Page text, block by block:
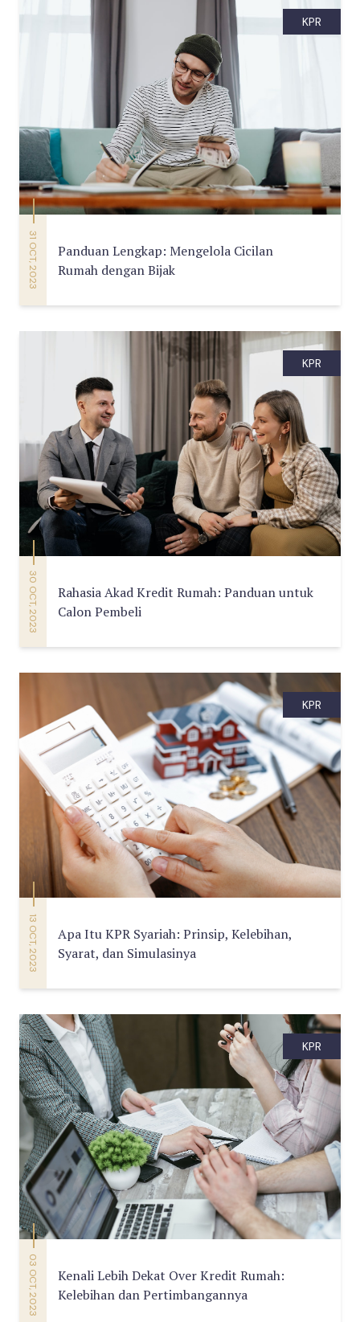
KPR
31 OCT, 2023
Panduan Lengkap: Mengelola Cicilan
Rumah dengan Bijak
KPR
30 OCT, 2023
Rahasia Akad Kredit Rumah: Panduan untuk
Calon Pembeli
KPR
13 OCT, 2023
Apa Itu KPR Syariah: Prinsip, Kelebihan,
Syarat, dan Simulasinya
KPR
03 OCT, 2023
Kenali Lebih Dekat Over Kredit Rumah:
Kelebihan dan Pertimbangannya